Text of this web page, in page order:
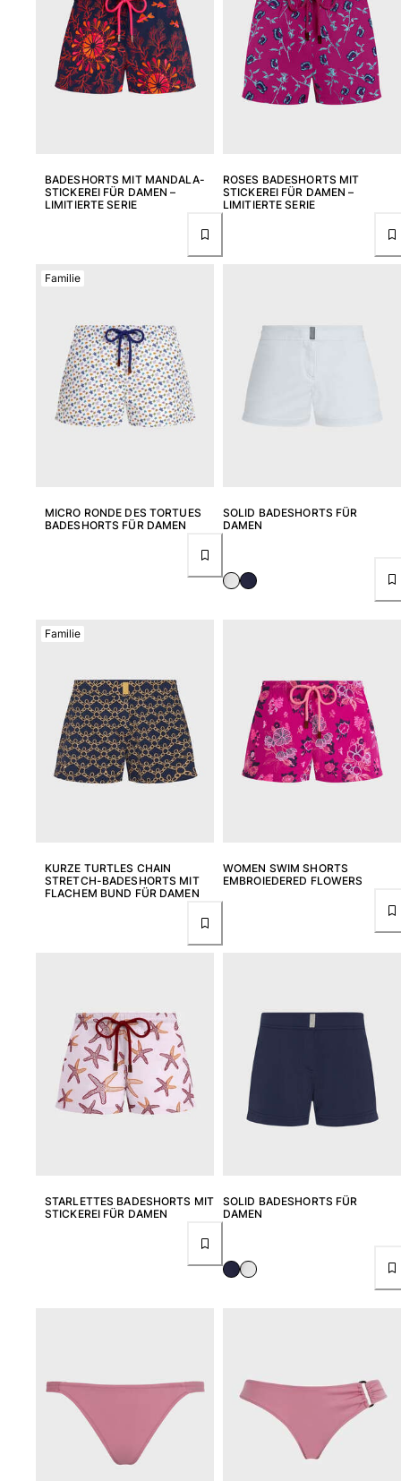
BADESHORTS MIT MANDALA-
STICKEREI FÜR DAMEN –
LIMITIERTE SERIE
ROSES BADESHORTS MIT
STICKEREI FÜR DAMEN –
LIMITIERTE SERIE
MICRO RONDE DES TORTUES
BADESHORTS FÜR DAMEN
Familie
SOLID BADESHORTS FÜR
DAMEN
KURZE TURTLES CHAIN
STRETCH-BADESHORTS MIT
FLACHEM BUND FÜR DAMEN
Familie
WOMEN SWIM SHORTS
EMBROIEDERED FLOWERS
STARLETTES BADESHORTS MIT
STICKEREI FÜR DAMEN
SOLID BADESHORTS FÜR
DAMEN